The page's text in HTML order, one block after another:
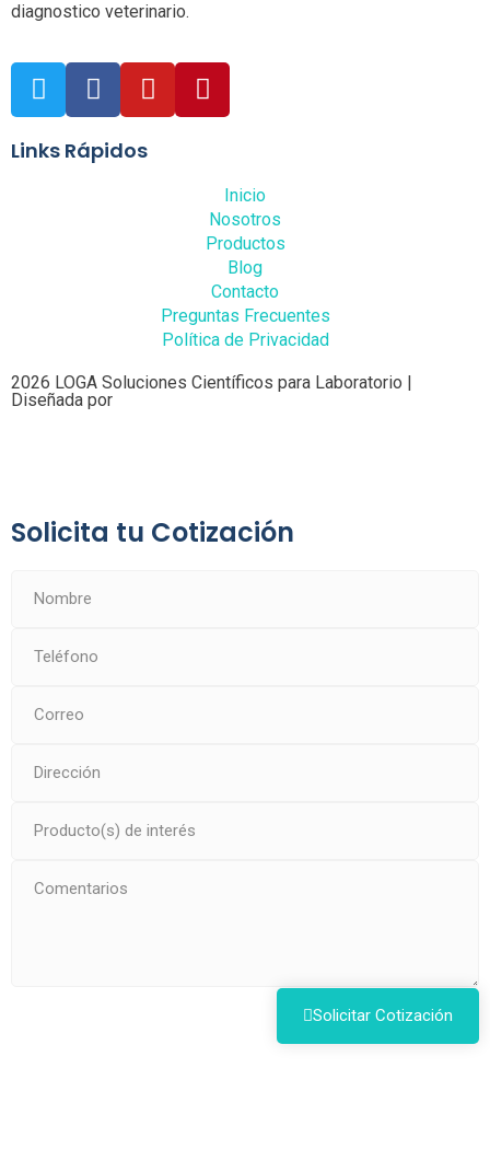
diagnostico veterinario.
Links Rápidos
Inicio
Nosotros
Productos
Blog
Contacto
Preguntas Frecuentes
Política de Privacidad
2026 LOGA Soluciones Científicos para Laboratorio |
Diseñada por
Solicita tu Cotización
Solicitar Cotización